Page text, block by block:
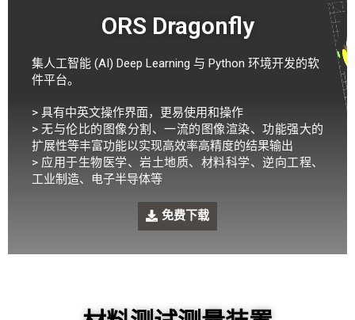
ORS Dragonfly
集人工智能 (AI) Deep Learning 与 Python 环境开发的软
件平台。
> 具有中英文操作界面，更易使用和操作
> 无与伦比的图像分割、一流的图像渲染、功能强大的
扩展性等丰富功能以实现高效率高精度的结果输出
> 应用于生物医学、岩土地质、材料科学、逆向工程、
工业制造、电子半导体等
免费下载